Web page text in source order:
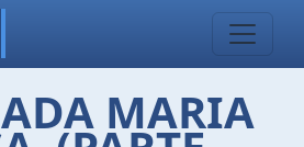
MARIA